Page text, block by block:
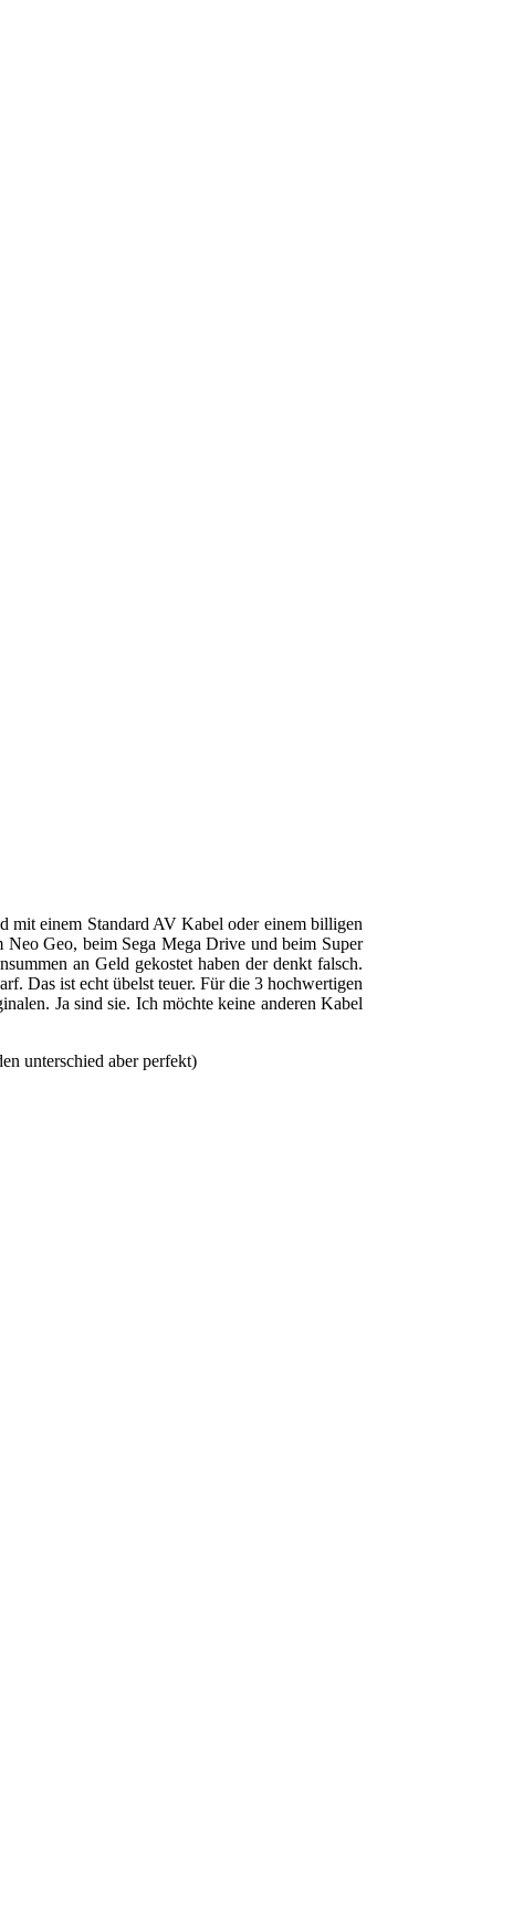
mit einem Standard AV Kabel oder einem billigen
Geo, beim Sega Mega Drive und beim Super
an Geld gekostet haben der denkt falsch.
Das ist echt übelst teuer. Für die 3 hochwertigen
Ja sind sie. Ich möchte keine anderen Kabel
unterschied aber perfekt)